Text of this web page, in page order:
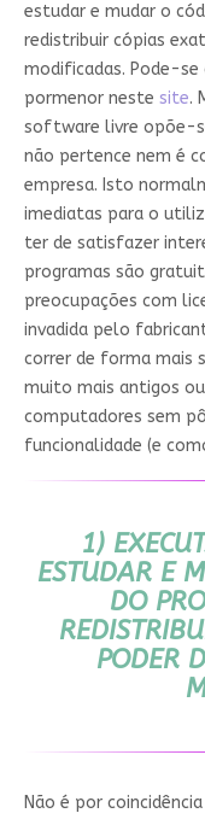
estudar e mudar o
redistribuir cópias
modificadas. Pode-
pormenor neste site.
software livre opõe-
não pertence nem é
empresa. Isto
imediatas para o
ter de satisfazer
programas são
preocupações com
invadida pelo
correr de forma mais
muito mais antigos
computadores sem
funcionalidade (e
1)
ESTUDAR E
DO
PODER
Não é por